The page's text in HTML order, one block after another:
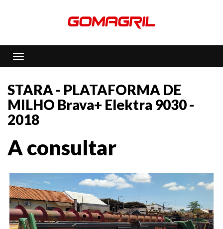
Toggle navigation
STARA - PLATAFORMA DE
MILHO Brava+ Elektra 9030 -
2018
A consultar